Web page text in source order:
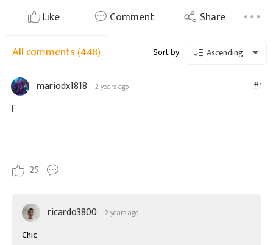
Like Comment Share
All comments(448) Sort by: Ascending
mariodx1818 2 years ago #1
F
25
ricardo3800 2 years ago
Chic